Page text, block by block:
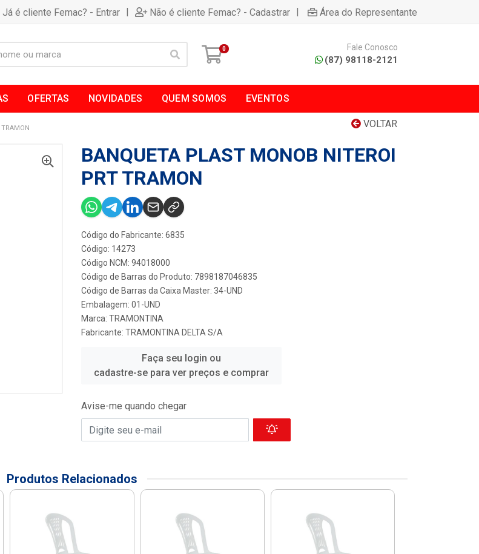
Já é cliente Femac? - Entrar | Não é cliente Femac? - Cadastrar | Área do Representante
0 Fale Conosco
(87) 98118-2121
OFERTAS NOVIDADES QUEM SOMOS EVENTOS
VOLTAR
BANQUETA PLAST MONOB NITEROI
PRT TRAMON
Código do Fabricante: 6835
Código: 14273
Código NCM: 94018000
Código de Barras do Produto: 7898187046835
Código de Barras da Caixa Master: 34-UND
Embalagem: 01-UND
Marca: TRAMONTINA
Fabricante: TRAMONTINA DELTA S/A
Faça seu login ou
cadastre-se para ver preços e comprar
Avise-me quando chegar
Produtos Relacionados